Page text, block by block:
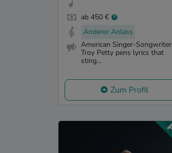
ab 450 €
Anderer Anlass
American Singer-Songwriter
Troy Petty pens lyrics that
sting...
Zum Profil